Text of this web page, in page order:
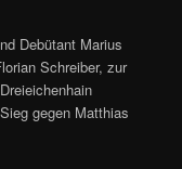
Debütant Marius
Schreiber, zur
gegen Matthias